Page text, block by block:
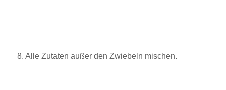
8. Alle Zutaten außer den Zwiebeln mischen.